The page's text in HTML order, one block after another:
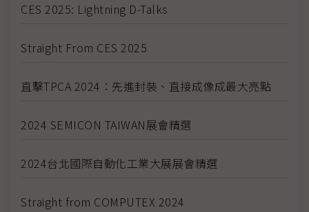
CES 2025: Lightning D-Talks
Straight From CES 2025
直擊TPCA 2024：先進封裝、直接成像成最大亮點
2024 SEMICON TAIWAN展會精選
2024台北國際自動化工業大展展會精選
Straight from COMPUTEX 2024